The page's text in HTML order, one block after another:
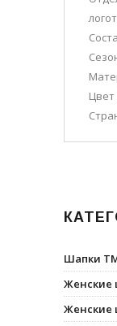
Цвет
Шапки
Женские
Женские